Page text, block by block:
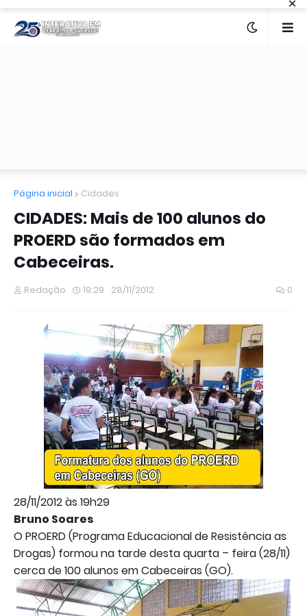
Página inicial Cidades
CIDADES: Mais de 100 alunos do
PROERD são formados em
Cabeceiras.
Redação 19:29 28/11/2012 0
28/11/2012 às 19h29
Bruno Soares
O PROERD (Programa Educacional de Resistência as
Drogas) formou na tarde desta quarta – feira (28/11)
cerca de 100 alunos em Cabeceiras (GO).